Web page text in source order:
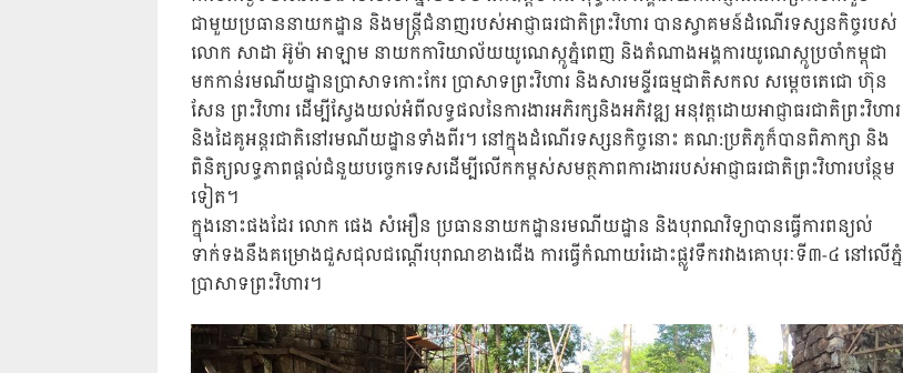
ជាមួយប្រធាននាយកដ្ឋាន និងមន្រ្ដីជំនាញរបស់អាជ្ញាធរជាតិព្រះវិហារ បានស្វាគមន៍ដំណើរទស្សនកិច្ចរបស់
លោក សាដា អ៊ូម៉ា អាឡាម នាយកការិយាល័យយូណេស្កូភ្នំពេញ និងតំណាងអង្គការយូណេស្កូប្រចាំកម្ពុជា
មកកាន់រមណីយដ្ឋានប្រាសាទកោះកែរ ប្រាសាទព្រះវិហារ និងសារមន្ទីរធម្មជាតិសកល សម្ដេចតេជោ ហ៊ុន
សែន ព្រះវិហារ ដើម្បីស្វែងយល់អំពីលទ្ធផលនៃការងារអភិរក្សនិងអភិវឌ្ឍ អនុវត្តដោយអាជ្ញាធរជាតិព្រះវិហារ
និងដៃគូអន្តរជាតិនៅរមណីយដ្ឋានទាំងពីរ។ នៅក្នុងដំណើរទស្សនកិច្ចនោះ គណ:ប្រតិភូក៏បានពិភាក្សា និង
ពិនិត្យលទ្ធភាពផ្តល់ជំនួយបច្ចេកទេសដើម្បីលើកកម្ពស់សមត្ថភាពការងាររបស់អាជ្ញាធរជាតិព្រះវិហារបន្ថែម
ទៀត។
ក្នុងនោះផងដែរ លោក ផេង សំអឿន ប្រធាននាយកដ្ឋានរមណីយដ្ឋាន និងបុរាណវិទ្យាបានធ្វើការពន្យល់
ទាក់ទងនឹងគម្រោងជួសជុលជណ្ដើរបុរាណខាងជើង ការធ្វើកំណាយរំដោះផ្លូវទឹករវាងគោបុរៈទី៣-៤ នៅលើភ្នំ
ប្រាសាទព្រះវិហារ។